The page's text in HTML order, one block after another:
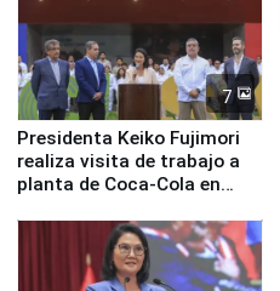
7
Presidenta Keiko Fujimori
realiza visita de trabajo a
planta de Coca-Cola en